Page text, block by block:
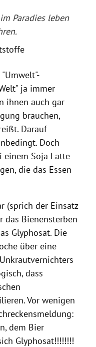
Paradies leben
ja immer
ihnen auch gar
brauchen,
Darauf
Doch
einem Soja Latte
die das Essen
(sprich der Einsatz
Bienensterben
Glyphosat. Die
über eine
dass
Vor wenigen
dem Bier
Glyphosat!!!!!!!!